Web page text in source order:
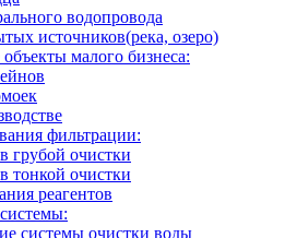
водопровода
источников(река, озеро)
малого бизнеса:
фильтрации:
грубой очистки
тонкой очистки
реагентов
системы очистки воды